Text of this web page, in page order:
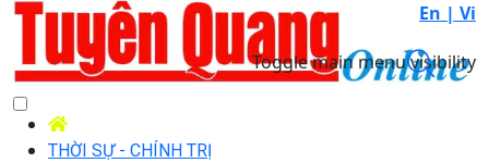
En | Vi
Toggle main menu visibility
THỜI SỰ - CHÍNH TRỊ